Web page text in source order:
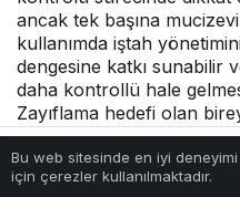
ancak tek başına
kullanımda iştah
dengesine katkı sunabilir
daha kontrollü hale
Zayıflama hedefi olan
elma sirkesini dengeli bir
sürdürülebilir yaşam tarzı
değerlendirmektir.
Bu web sitesinde en iyi deneyimi
için çerezler kullanılmaktadır.
Anasayfa